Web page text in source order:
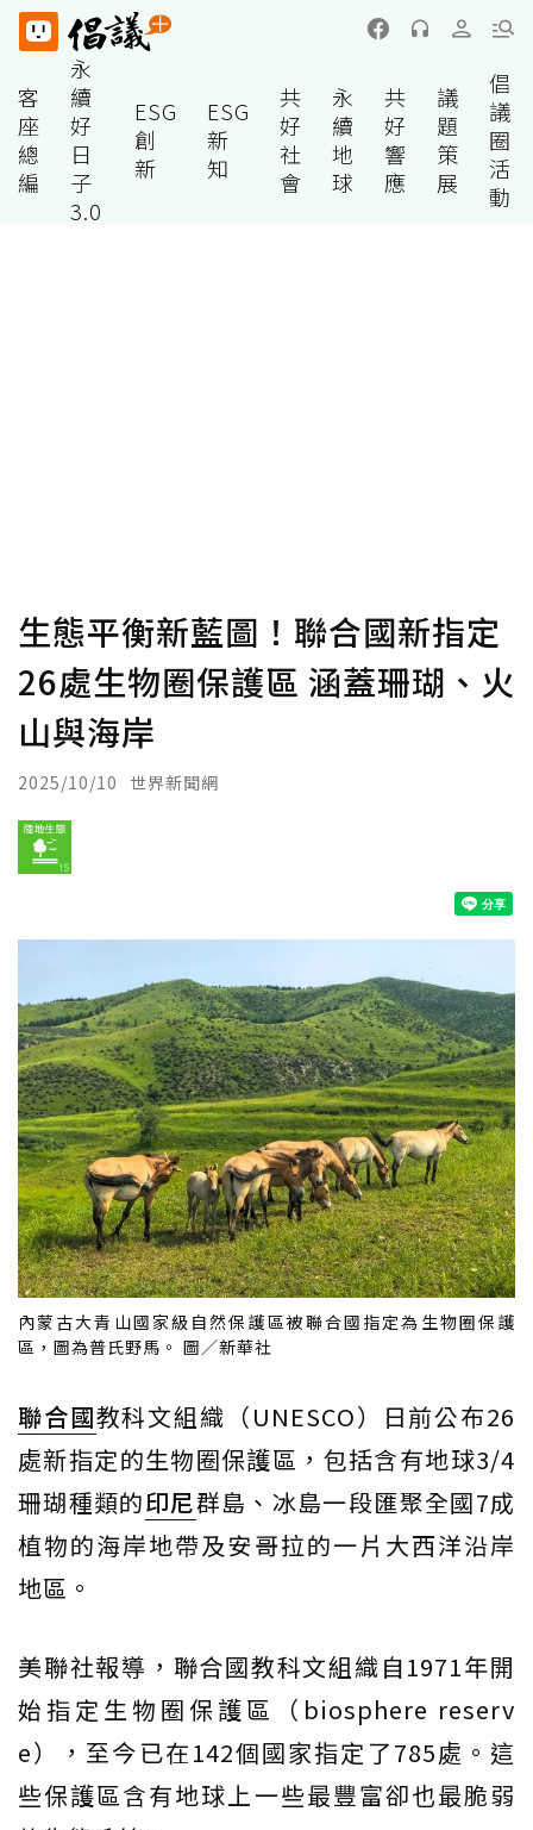
客
座
總
編
永
續
好
日
子
3.0
ESG
創
新
ESG
新
知
共
好
社
會
永
續
地
球
共
好
響
應
議
題
策
展
倡
議
圈
活
動
生態平衡新藍圖！聯合國新指定
26處生物圈保護區 涵蓋珊瑚、火
山與海岸
2025/10/10 世界新聞網
內蒙古大青山國家級自然保護區被聯合國指定為生物圈保護
區，圖為普氏野馬。 圖／新華社
聯合國教科文組織（UNESCO）日前公布26
處新指定的生物圈保護區，包括含有地球3/4
珊瑚種類的印尼群島、冰島一段匯聚全國7成
植物的海岸地帶及安哥拉的一片大西洋沿岸
地區。
美聯社報導，聯合國教科文組織自1971年開
始指定生物圈保護區（biosphere reserv
e），至今已在142個國家指定了785處。這
些保護區含有地球上一些最豐富卻也最脆弱